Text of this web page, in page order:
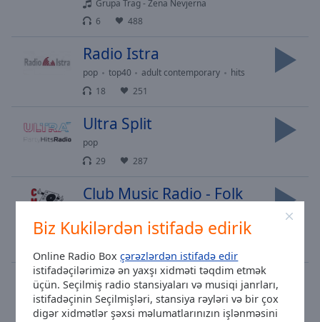
Biz Kukilərdən istifadə edirik
Online Radio Boxçərəzlərdən istifadə edir
istifadəçilərimizə ən yaxşı xidməti təqdim etmək
üçün. Seçilmiş radio stansiyaları və musiqi janrları,
istifadəçinin Seçilmişləri, stansiya rəyləri və bir çox
digər xidmətlər şəxsi məlumatlarınızın işlənməsini
Grupa Trag - Zena Nevjerna
6
488
Radio Istra
pop top40 adult contemporary
hits
18
251
Ultra Split
pop
29
287
Club Music Radio - Folk
Dado Polumenta 2013 Ne dam ja na tebe
Euforija
dance rock pop talk
retro
26
68